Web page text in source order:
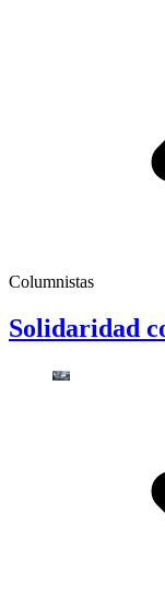
Columnistas
Solidaridad